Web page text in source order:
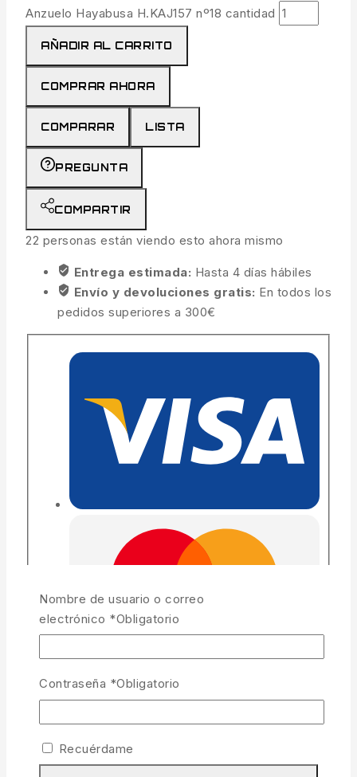
Anzuelo Hayabusa H.KAJ157 nº18 cantidad
AÑADIR AL CARRITO
COMPRAR AHORA
COMPARAR LISTA
PREGUNTA
COMPARTIR
22 personas están viendo esto ahora mismo
Entrega estimada: Hasta 4 días hábiles
Envío y devoluciones gratis: En todos los
pedidos superiores a 300€
Nombre de usuario o correo
electrónico *Obligatorio
Contraseña *Obligatorio
Recuérdame